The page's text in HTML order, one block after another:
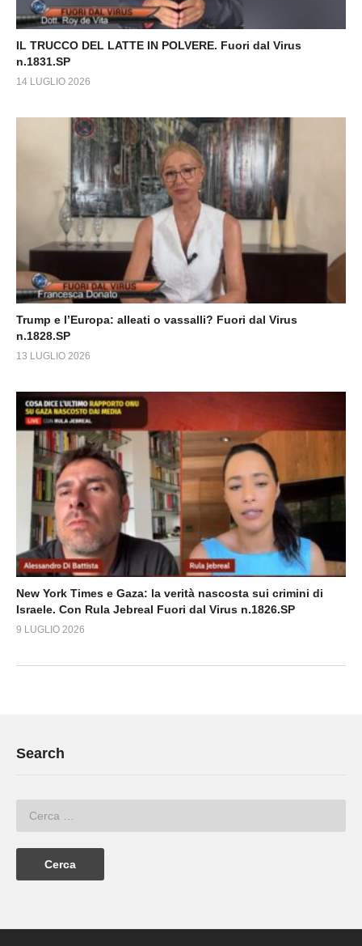
IL TRUCCO DEL LATTE IN POLVERE. Fuori dal Virus
n.1831.SP
14 LUGLIO 2026
Trump e l’Europa: alleati o vassalli? Fuori dal Virus
n.1828.SP
13 LUGLIO 2026
New York Times e Gaza: la verità nascosta sui crimini di
Israele. Con Rula Jebreal Fuori dal Virus n.1826.SP
9 LUGLIO 2026
Search